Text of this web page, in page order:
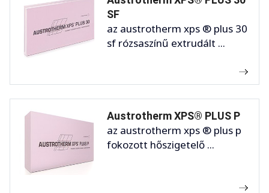
SF
az austrotherm xps ® plus 30
sf rózsaszínű extrudált ...
Austrotherm XPS® PLUS P
az austrotherm xps ® plus p
fokozott hőszigetelő ...